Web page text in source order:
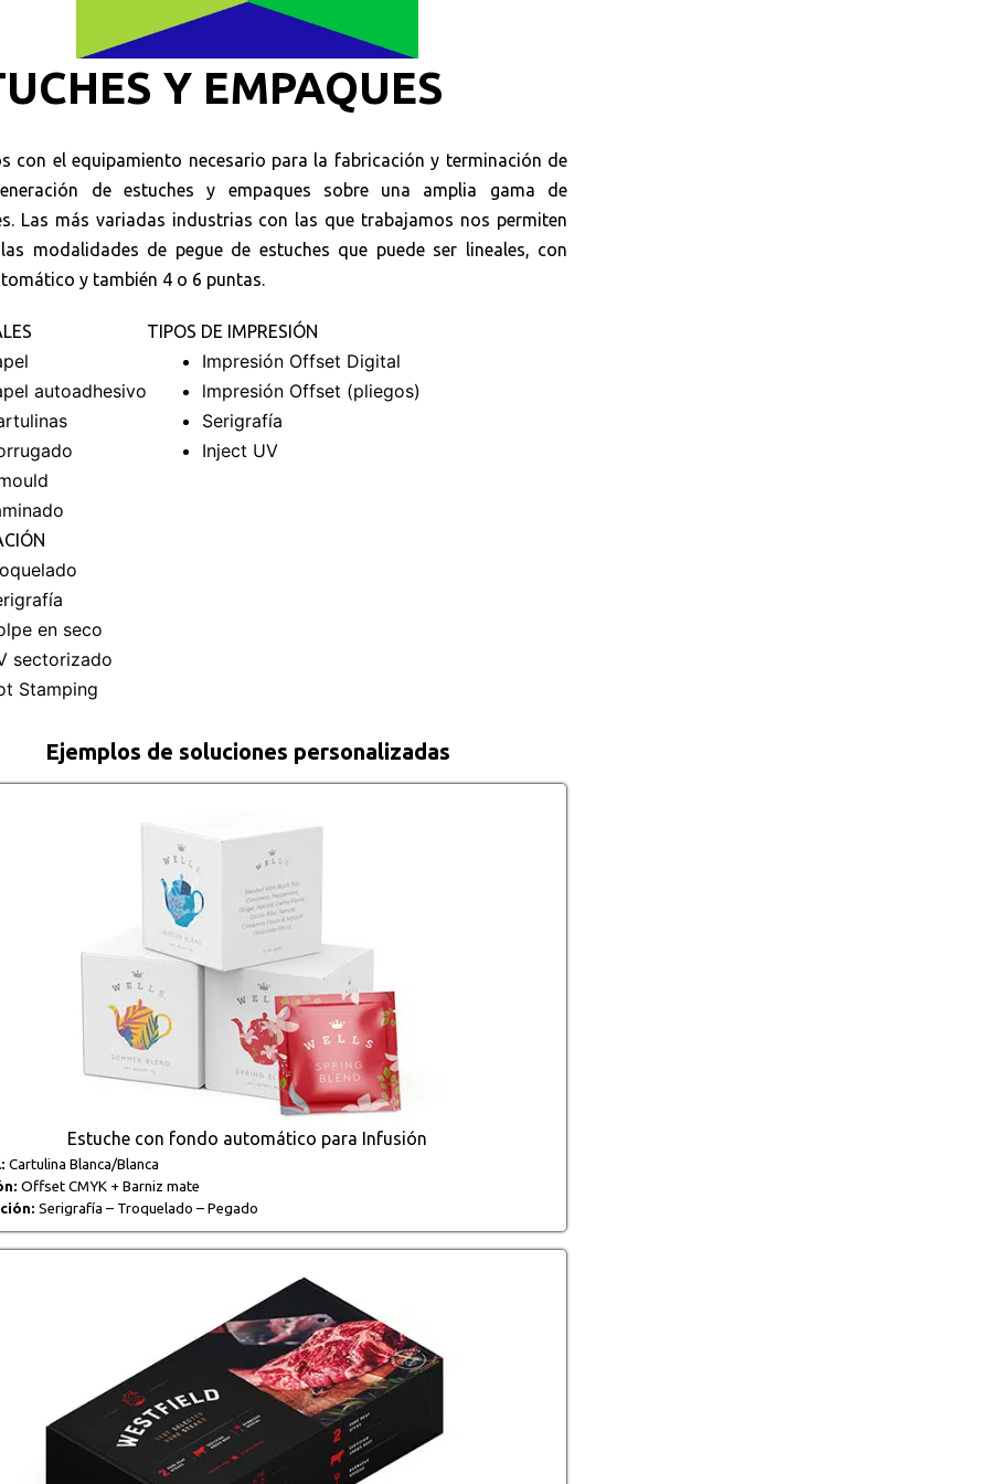
Y EMPAQUES
con el equipamiento necesario para la fabricación y terminación de
de estuches y empaques sobre una amplia gama de
Las más variadas industrias con las que trabajamos nos permiten
modalidades de pegue de estuches que puede ser lineales, con
y también 4 o 6 puntas.
autoadhesivo
TIPOS DE IMPRESIÓN
Impresión Offset Digital
lmpresión Offset (pliegos)
Serigrafía
Inject UV
en seco
sectorizado
Stamping
Ejemplos de soluciones personalizadas
Estuche con fondo automático para Infusión
Cartulina Blanca/Blanca
Offset CMYK + Barniz mate
Serigrafía – Troquelado – Pegado